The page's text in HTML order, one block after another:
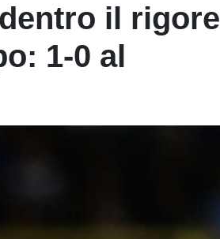
il rigore
1-0 al